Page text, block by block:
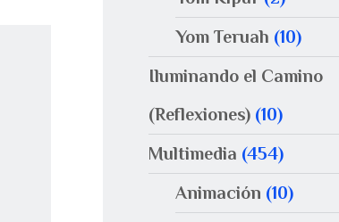
Yom Teruah (10)
Iluminando el Camino
(Reflexiones) (10)
Multimedia (454)
Animación (10)